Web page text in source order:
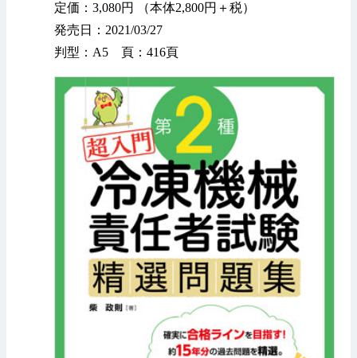
定価：3,080円 （本体2,800円＋税）
発売日：2021/03/27
判型：A5 頁：416頁